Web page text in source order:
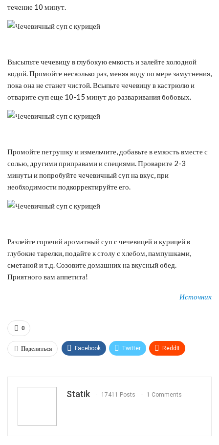
течение 10 минут.
Высыпьте чечевицу в глубокую емкость и залейте холодной
водой. Промойте несколько раз, меняя воду по мере замутнения,
пока она не станет чистой. Всыпьте чечевицу в кастрюлю и
отварите суп еще 10-15 минут до разваривания бобовых.
Промойте петрушку и измельчите, добавьте в емкость вместе с
солью, другими приправами и специями. Проварите 2-3
минуты и попробуйте чечевичный суп на вкус, при
необходимости подкорректируйте его.
Разлейте горячий ароматный суп с чечевицей и курицей в
глубокие тарелки, подайте к столу с хлебом, пампушками,
сметаной и т.д. Созовите домашних на вкусный обед.
Приятного вам аппетита!
Источник
0
Поделиться Facebook Twitter ReddIt
Statik 17411 Posts 1 Comments